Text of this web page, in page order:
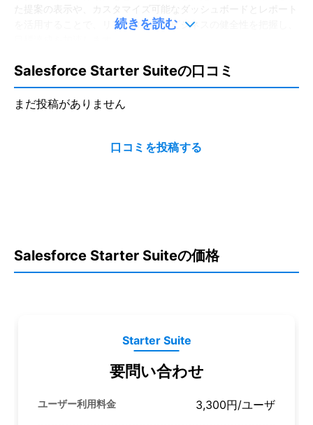
た提案の表示や、カスタマイズ可能なダッシュボードとレポート
を活用することで、リアルタイムでビジネスの健全性を把握し、
製品URL
続きを読む
Salesforce Starter Suiteの口コミ
まだ投稿がありません
口コミを投稿する
Salesforce Starter Suiteの価格
Starter Suite
要問い合わせ
ユーザー利用料金 3,300円/ユーザ